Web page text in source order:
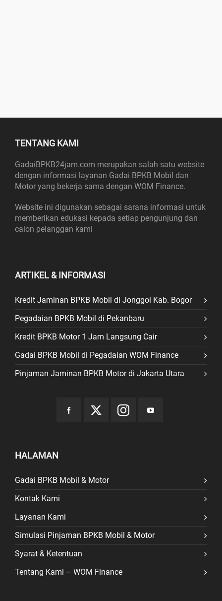
TENTANG KAMI
GadaiBPKB24jam.com merupakan salah satu website
dengan informasi layanan Gadai BPKB Mobil dan
Motor yang bekerja sama dengan WOM Finance.
Website ini digunakan sebagai sarana informasi untuk
memberikan edukasi kepada setiap pengunjung dan
calon pelanggan kami
ARTIKEL & INFORMASI
Kredit Jaminan BPKB Mobil di Jonggol Kab. Bogor
Pegadaian BPKB Mobil di Pekanbaru
Kredit BPKB Motor 1 Jam Langsung Cair
Gadai BPKB Mobil di Pegadaian WOM Finance
Pinjaman Jaminan BPKB Motor di Jakarta Utara
HALAMAN
Gadai BPKB Mobil & Motor
Kontak Kami
Layanan Kami
Simulasi Pinjaman BPKB Mobil & Motor
Syarat & Ketentuan
Tentang Kami – WOM Finance